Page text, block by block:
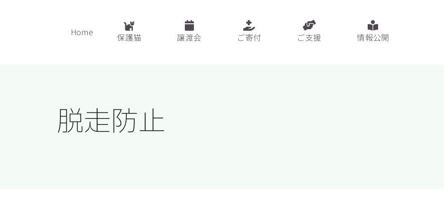
Home 保護猫 譲渡会 ご寄付 ご支援 情報公開
脱走防止